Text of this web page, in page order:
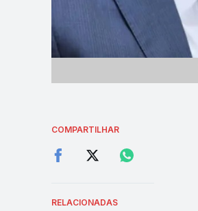
COMPARTILHAR
RELACIONADAS